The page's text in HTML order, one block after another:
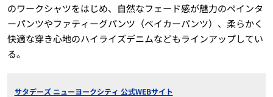
のワークシャツをはじめ、自然なフェード感が魅力のペインタ
ーパンツやファティーグパンツ（ベイカーパンツ）、柔らかく
快適な穿き心地のハイライズデニムなどもラインアップしてい
る。
サタデーズ ニューヨークシティ 公式WEBサイト